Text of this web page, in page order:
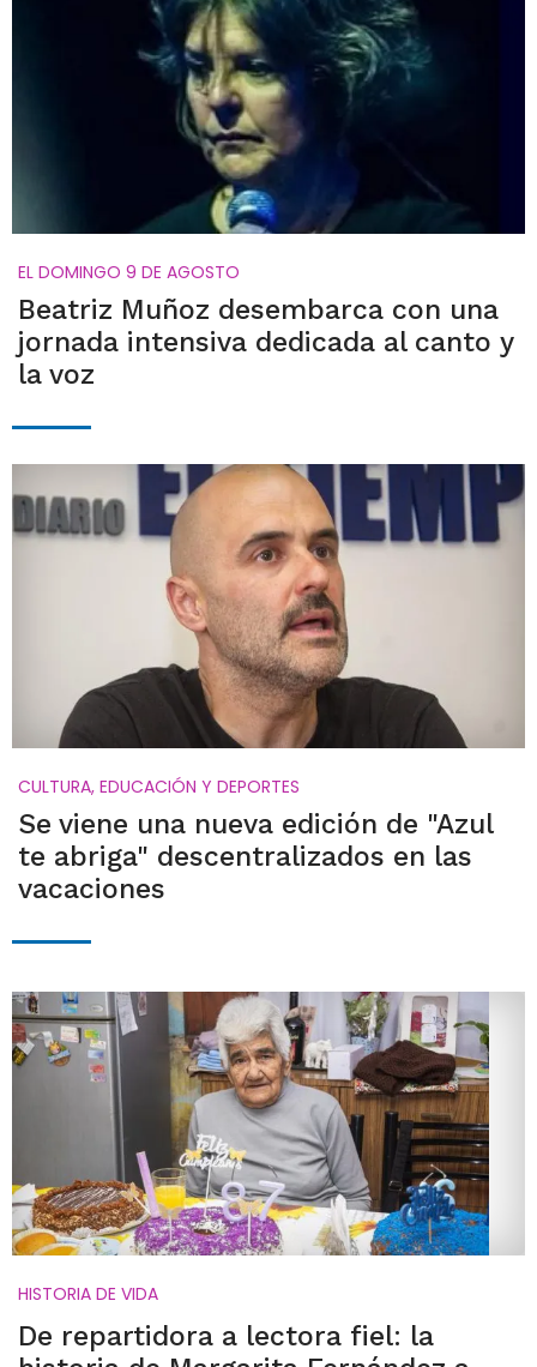
EL DOMINGO 9 DE AGOSTO
Beatriz Muñoz desembarca con una
jornada intensiva dedicada al canto y
la voz
CULTURA, EDUCACIÓN Y DEPORTES
Se viene una nueva edición de "Azul
te abriga" descentralizados en las
vacaciones
HISTORIA DE VIDA
De repartidora a lectora fiel: la